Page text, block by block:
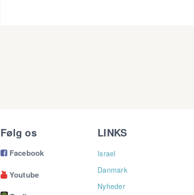
Følg os
Facebook
Youtube
LINKS
Israel
Danmark
Nyheder